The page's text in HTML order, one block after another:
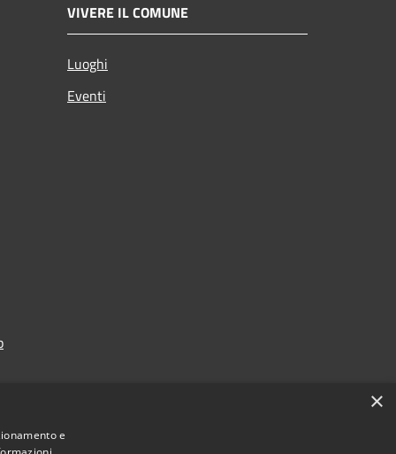
VIVERE IL COMUNE
Luoghi
Eventi
×
e